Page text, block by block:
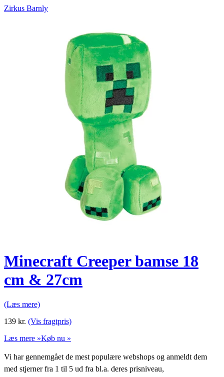
Zirkus Barnly
Minecraft Creeper bamse 18
cm & 27cm
(Læs mere)
139 kr. (Vis fragtpris)
Læs mere »Køb nu »
Vi har gennemgået de mest populære webshops og anmeldt dem
med stjerner fra 1 til 5 ud fra bl.a. deres prisniveau,